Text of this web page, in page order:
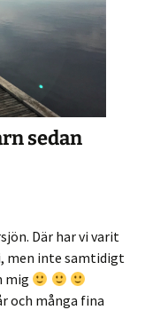
sedan
Där har vi varit
men inte samtidigt
mig
och många fina